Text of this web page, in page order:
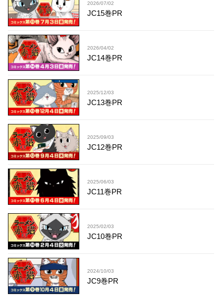
2026/07/02
JC15巻PR
2026/04/02
JC14巻PR
2025/12/03
JC13巻PR
2025/09/03
JC12巻PR
2025/06/03
JC11巻PR
2025/02/03
JC10巻PR
2024/10/03
JC9巻PR